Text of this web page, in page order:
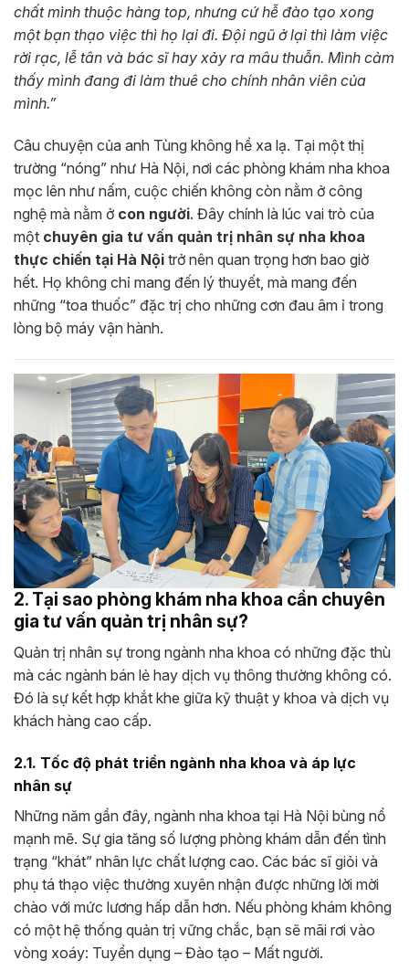
chất mình thuộc hàng top, nhưng cứ hễ đào tạo xong
một bạn thạo việc thì họ lại đi. Đội ngũ ở lại thì làm việc
rời rạc, lễ tân và bác sĩ hay xảy ra mâu thuẫn. Mình cảm
thấy mình đang đi làm thuê cho chính nhân viên của
mình.”
Câu chuyện của anh Tùng không hề xa lạ. Tại một thị
trường “nóng” như Hà Nội, nơi các phòng khám nha khoa
mọc lên như nấm, cuộc chiến không còn nằm ở công
nghệ mà nằm ở con người. Đây chính là lúc vai trò của
một chuyên gia tư vấn quản trị nhân sự nha khoa
thực chiến tại Hà Nội trở nên quan trọng hơn bao giờ
hết. Họ không chỉ mang đến lý thuyết, mà mang đến
những “toa thuốc” đặc trị cho những cơn đau âm ỉ trong
lòng bộ máy vận hành.
2. Tại sao phòng khám nha khoa cần chuyên
gia tư vấn quản trị nhân sự?
Quản trị nhân sự trong ngành nha khoa có những đặc thù
mà các ngành bán lẻ hay dịch vụ thông thường không có.
Đó là sự kết hợp khắt khe giữa kỹ thuật y khoa và dịch vụ
khách hàng cao cấp.
2.1. Tốc độ phát triển ngành nha khoa và áp lực
nhân sự
Những năm gần đây, ngành nha khoa tại Hà Nội bùng nổ
mạnh mẽ. Sự gia tăng số lượng phòng khám dẫn đến tình
trạng “khát” nhân lực chất lượng cao. Các bác sĩ giỏi và
phụ tá thạo việc thường xuyên nhận được những lời mời
chào với mức lương hấp dẫn hơn. Nếu phòng khám không
có một hệ thống quản trị vững chắc, bạn sẽ mãi rơi vào
vòng xoáy: Tuyển dụng – Đào tạo – Mất người.